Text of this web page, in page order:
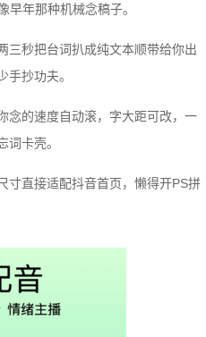
早年那种机械念稿子。
三秒把台词扒成纯文本顺带给你出
手抄功夫。
念的速度自动滚，字大距可改，一
词卡壳。
寸直接适配抖音首页，懒得开PS拼